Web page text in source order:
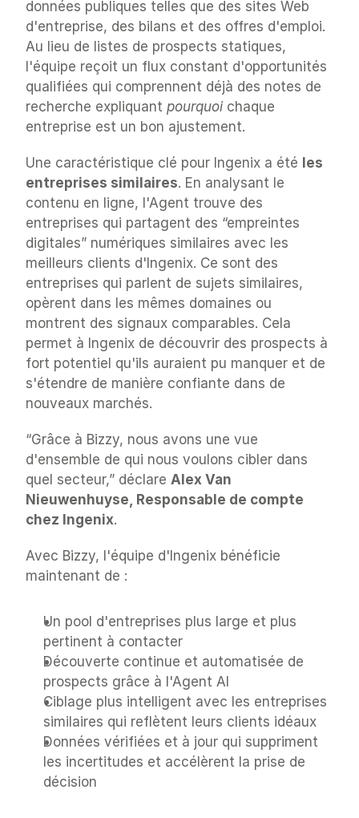
données publiques telles que des sites Web
d'entreprise, des bilans et des offres d'emploi.
Au lieu de listes de prospects statiques,
l'équipe reçoit un flux constant d'opportunités
qualifiées qui comprennent déjà des notes de
recherche expliquant pourquoi chaque
entreprise est un bon ajustement.
Une caractéristique clé pour Ingenix a été les
entreprises similaires. En analysant le
contenu en ligne, l'Agent trouve des
entreprises qui partagent des “empreintes
digitales” numériques similaires avec les
meilleurs clients d'Ingenix. Ce sont des
entreprises qui parlent de sujets similaires,
opèrent dans les mêmes domaines ou
montrent des signaux comparables. Cela
permet à Ingenix de découvrir des prospects à
fort potentiel qu'ils auraient pu manquer et de
s'étendre de manière confiante dans de
nouveaux marchés.
“Grâce à Bizzy, nous avons une vue
d'ensemble de qui nous voulons cibler dans
quel secteur,” déclare Alex Van
Nieuwenhuyse, Responsable de compte
chez Ingenix.
Avec Bizzy, l'équipe d'Ingenix bénéficie
maintenant de :
Un pool d'entreprises plus large et plus
pertinent à contacter
Découverte continue et automatisée de
prospects grâce à l'Agent AI
Ciblage plus intelligent avec les entreprises
similaires qui reflètent leurs clients idéaux
Données vérifiées et à jour qui suppriment
les incertitudes et accélèrent la prise de
décision